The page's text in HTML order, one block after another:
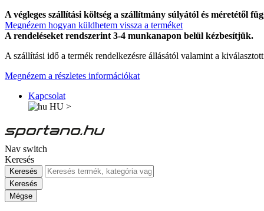
A végleges szállítási költség a szállítmány súlyától és méretétől
Megnézem hogyan küldhetem vissza a terméket
A rendeléseket rendszerint 3-4 munkanapon belül kézbesítjük.
A szállítási idő a termék rendelkezésre állásától valamint a
Megnézem a részletes információkat
Kapcsolat
HU >
Nav switch
Keresés
Keresés
Keresés
Mégse